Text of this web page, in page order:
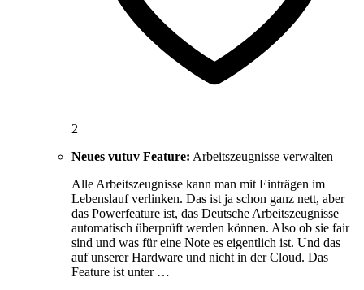
2
Neues vutuv Feature: Arbeitszeugnisse verwalten
Alle Arbeitszeugnisse kann man mit Einträgen im
Lebenslauf verlinken. Das ist ja schon ganz nett, aber
das Powerfeature ist, das Deutsche Arbeitszeugnisse
automatisch überprüft werden können. Also ob sie fair
sind und was für eine Note es eigentlich ist. Und das
auf unserer Hardware und nicht in der Cloud. Das
Feature ist unter …